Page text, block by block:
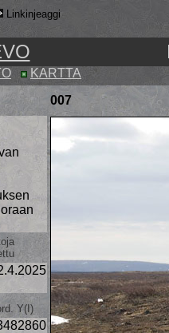
Linkinjeaggi
KARTTA
007
Y(I)